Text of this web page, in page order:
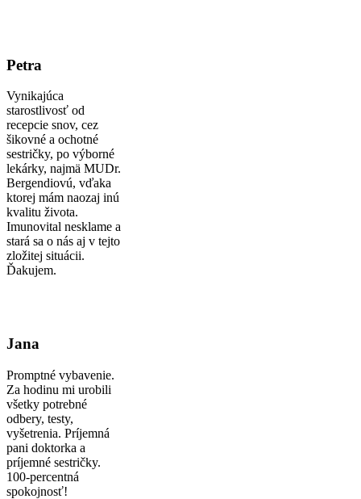
Petra
Vynikajúca
starostlivosť od
recepcie snov, cez
šikovné a ochotné
sestričky, po výborné
lekárky, najmä MUDr.
Bergendiovú, vďaka
ktorej mám naozaj inú
kvalitu života.
Imunovital nesklame a
stará sa o nás aj v tejto
zložitej situácii.
Ďakujem.
Jana
Promptné vybavenie.
Za hodinu mi urobili
všetky potrebné
odbery, testy,
vyšetrenia. Príjemná
pani doktorka a
príjemné sestričky.
100-percentná
spokojnosť!